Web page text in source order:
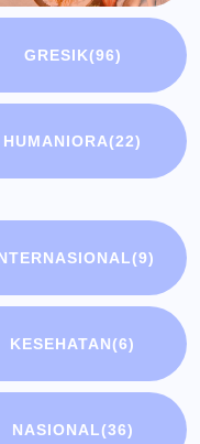
GRESIK(96)
HUMANIORA(22)
(9)
KESEHATAN(6)
NASIONAL(36)